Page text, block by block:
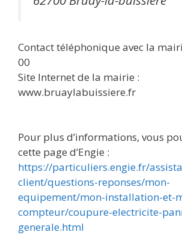
Contact téléphonique avec la
00
Site Internet de la mairie :
www.bruaylabuissiere.fr
Pour plus d’informations, vous
cette page d’Engie :
https://particuliers.engie.fr/
client/questions-reponses/mon-
equipement/mon-installation-et-
compteur/coupure-electricite-
generale.html